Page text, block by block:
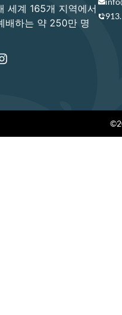
세계 165개 지역에서
배하는 약 250만 명